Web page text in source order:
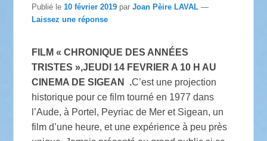
Publié le10 février 2019 parJoan Pèire LAVAL —
Laissez une réponse
FILM « CHRONIQUE DES ANNÉES
TRISTES »,JEUDI 14 FEVRIER A 10 H AU
CINEMA DE SIGEAN .C’est une projection
historique pour ce film tourné en 1977 dans
l’Aude, à Portel, Peyriac de Mer et Sigean, un
film d’une heure, et une expérience à peu près